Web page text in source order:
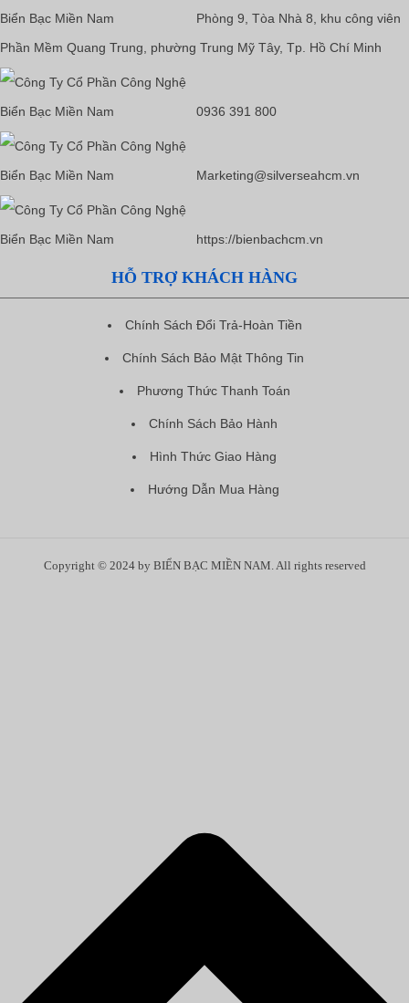
Phòng 9, Tòa Nhà 8, khu công viên
Phần Mềm Quang Trung, phường Trung Mỹ Tây, Tp. Hồ Chí Minh
0936 391 800
Marketing@silverseahcm.vn
https://bienbachcm.vn
HỖ TRỢ KHÁCH HÀNG
Chính Sách Đổi Trả-Hoàn Tiền
Chính Sách Bảo Mật Thông Tin
Phương Thức Thanh Toán
Chính Sách Bảo Hành
Hình Thức Giao Hàng
Hướng Dẫn Mua Hàng
Copyright © 2024 by BIỂN BẠC MIỀN NAM. All rights reserved